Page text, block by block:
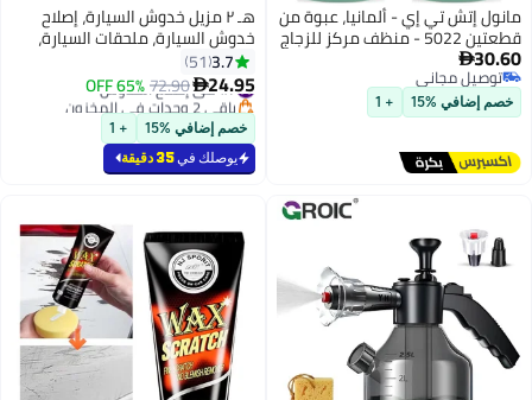
مانول إتش تي إي - ألمانيا، عبوة من
قطعتين 5022 - منظف مركز للزجاج
الأمامي - 250 مل
30.60
توصيل مجاني
توصيل مجاني
خصم إضافي %15 + 1
هـ ٢ مزيل خدوش السيارة، إصلاح
خدوش السيارة، ملحقات السيارة،
مزيل الخدوش العميقة للسيارة،
مزيل الخدوش للمركبات، طلاء تلميع
عالمي للسيارات للخدوش العميقة
(فضي)
3.7
51
24.95
72.90
65% OFF #7 في إصلاح الخدوش
باقي 2 وحدات في المخزون
#7 في إصلاح الخدوش
خصم إضافي %15 + 1
يوصلك في35 دقيقة